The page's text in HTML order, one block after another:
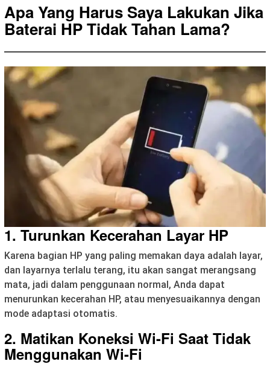
Apa Yang Harus Saya Lakukan Jika
Baterai HP Tidak Tahan Lama?
1. Turunkan Kecerahan Layar HP
Karena bagian HP yang paling memakan daya adalah layar,
dan layarnya terlalu terang, itu akan sangat merangsang
mata, jadi dalam penggunaan normal, Anda dapat
menurunkan kecerahan HP, atau menyesuaikannya dengan
mode adaptasi otomatis.
2. Matikan Koneksi Wi-Fi Saat Tidak
Menggunakan Wi-Fi